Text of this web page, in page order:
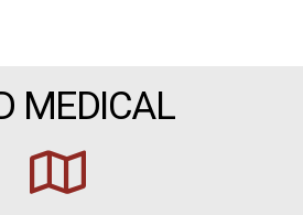
MEDICAL